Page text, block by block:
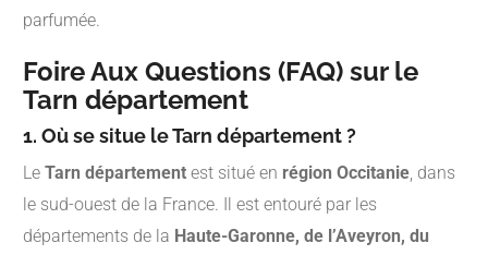
parfumée.
Foire Aux Questions (FAQ) sur le
Tarn département
1. Où se situe le Tarn département ?
Le Tarn département est situé en région Occitanie , dans
le sud-ouest de la France. Il est entouré par les
départements de la Haute-Garonne, de l’Aveyron, du